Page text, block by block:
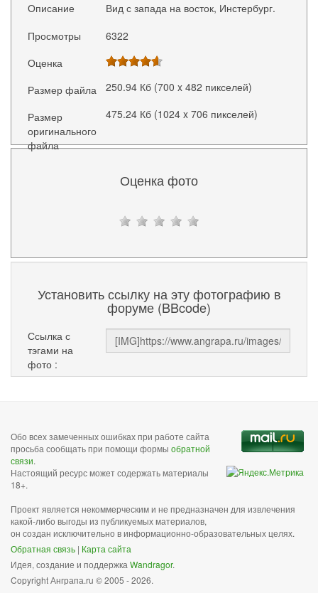
Описание
Вид с запада на восток, Инстербург.
Просмотры
6322
Оценка
Размер файла
250.94 Кб (700 x 482 пикселей)
Размер
оригинального
файла
475.24 Кб (1024 x 706 пикселей)
Оценка фото
Установить ссылку на эту фотографию в
форуме (BBcode)
Ссылка с
тэгами на
фото :
Обо всех замеченных ошибках при работе сайта
просьба сообщать при помощи формы обратной
связи.
Настоящий ресурс может содержать материалы
18+.
Проект является некоммерческим и не предназначен для извлечения
какой-либо выгоды из публикуемых материалов,
он создан исключительно в информационно-образовательных целях.
Обратная связь | Карта сайта
Идея, создание и поддержка Wandragor.
Copyright Анграпа.ru © 2005 - 2026.